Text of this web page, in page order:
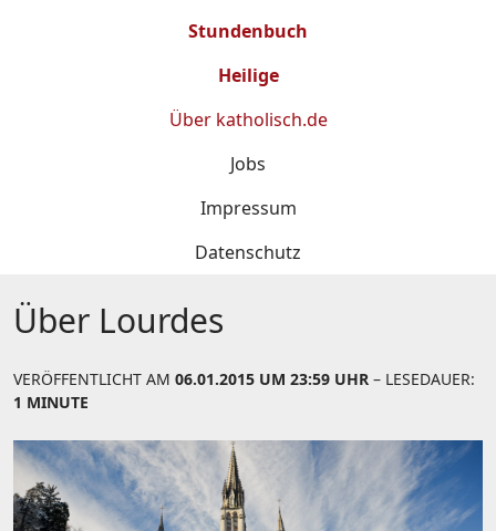
Stundenbuch
Heilige
Über katholisch.de
Jobs
Impressum
Datenschutz
Über Lourdes
VERÖFFENTLICHT AM 06.01.2015 UM 23:59 UHR – LESEDAUER:
1 MINUTE